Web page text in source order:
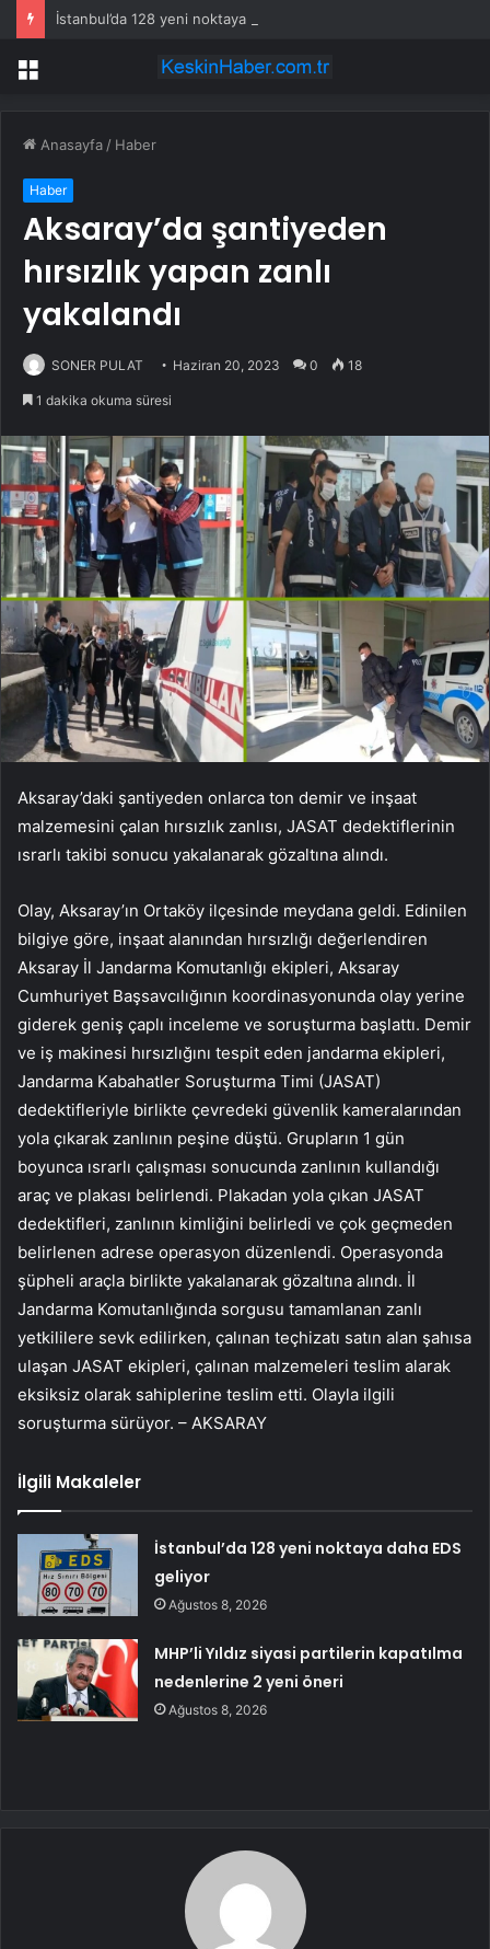
İstanbul’da 128 yeni noktaya daha EDS geliyor
Menü
Anasayfa / Haber
Haber
Aksaray’da şantiyeden
hırsızlık yapan zanlı
yakalandı
SONER PULAT Haziran 20, 2023 0 18
1 dakika okuma süresi
Aksaray’daki şantiyeden onlarca ton demir ve inşaat
malzemesini çalan hırsızlık zanlısı, JASAT dedektiflerinin
ısrarlı takibi sonucu yakalanarak gözaltına alındı.
Olay, Aksaray’ın Ortaköy ilçesinde meydana geldi. Edinilen
bilgiye göre, inşaat alanından hırsızlığı değerlendiren
Aksaray İl Jandarma Komutanlığı ekipleri, Aksaray
Cumhuriyet Başsavcılığının koordinasyonunda olay yerine
giderek geniş çaplı inceleme ve soruşturma başlattı. Demir
ve iş makinesi hırsızlığını tespit eden jandarma ekipleri,
Jandarma Kabahatler Soruşturma Timi (JASAT)
dedektifleriyle birlikte çevredeki güvenlik kameralarından
yola çıkarak zanlının peşine düştü. Grupların 1 gün
boyunca ısrarlı çalışması sonucunda zanlının kullandığı
araç ve plakası belirlendi. Plakadan yola çıkan JASAT
dedektifleri, zanlının kimliğini belirledi ve çok geçmeden
belirlenen adrese operasyon düzenlendi. Operasyonda
şüpheli araçla birlikte yakalanarak gözaltına alındı. İl
Jandarma Komutanlığında sorgusu tamamlanan zanlı
yetkililere sevk edilirken, çalınan teçhizatı satın alan şahısa
ulaşan JASAT ekipleri, çalınan malzemeleri teslim alarak
eksiksiz olarak sahiplerine teslim etti. Olayla ilgili
soruşturma sürüyor. – AKSARAY
İlgili Makaleler
İstanbul’da 128 yeni noktaya daha EDS
geliyor
Ağustos 8, 2026
MHP’li Yıldız siyasi partilerin kapatılma
nedenlerine 2 yeni öneri
Ağustos 8, 2026